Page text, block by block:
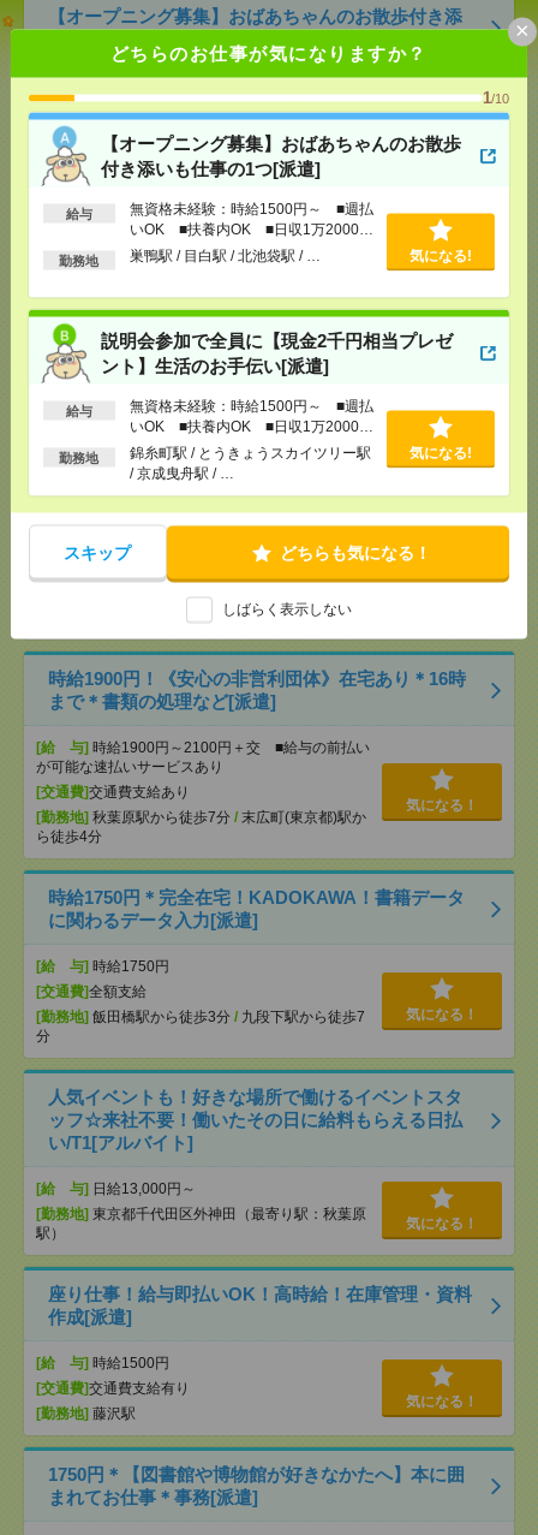
どちらのお仕事が気になりますか？
1/10
【オープニング募集】おばあちゃんのお散歩
付き添いも仕事の1つ[派遣]
給与
無資格未経験：時給1500円～ ■週払
いOK ■扶養内OK ■日収1万2000円
以上
勤務地 巣鴨駅 / 目白駅 / 北池袋駅 / … 気になる!
説明会参加で全員に【現金2千円相当プレゼ
ント】生活のお手伝い[派遣]
給与
無資格未経験：時給1500円～ ■週払
いOK ■扶養内OK ■日収1万2000円
以上
勤務地
錦糸町駅 / とうきょうスカイツリー駅
/ 京成曳舟駅 / …
気になる!
スキップ どちらも気になる！
しばらく表示しない
×
【オープニング募集】おばあちゃんのお散歩付き添
OK ■扶養内OK ■日収1万2000円以上
[交通費]
交通費全額支給
[勤務地]
巣鴨駅 目白駅/ 北池袋駅/…
気になる！
説明会参加で全員に【現金2千円相当プレゼント】生
活のお手伝い[派遣]
[交通費]
交通費全額支給
[勤務地]
錦糸町駅/とうきょうスカイツリー駅 / 京
成曳舟駅
/…
気になる！
2名募集！時給1800円！基本17時15分まで＊12月まで
＊受診状況の集計など[派遣]
～ ■給与の前払いが可能な速払いサービスあり
[交通費]交通費支給あり
25～30万円
御茶ノ水駅から徒歩1分 /
新御茶ノ水駅か
時給1900円！《安心の非営利団体》在宅あり＊16時
まで＊書類の処理など[派遣]
[給 与] 時給1900円～2100円＋交 ■給与の前払い
が可能な速払いサービスあり
[交通費]交通費支給あり
[勤務地] 秋葉原駅から徒歩7分 / 末広町(東京都)駅か
ら徒歩4分
気になる！
時給1750円＊完全在宅！KADOKAWA！書籍データ
に関わるデータ入力[派遣]
[給 与] 時給1750円
[交通費]全額支給
[勤務地] 飯田橋駅から徒歩3分 / 九段下駅から徒歩7
分
気になる！
人気イベントも！好きな場所で働けるイベントスタ
ッフ☆来社不要！働いたその日に給料もらえる日払
い/T1[アルバイト]
[給 与] 日給13,000円～
[勤務地] 東京都千代田区外神田（最寄り駅：秋葉原
駅）
気になる！
座り仕事！給与即払いOK！高時給！在庫管理・資料
作成[派遣]
[給 与] 時給1500円
[交通費]交通費支給有り
[勤務地] 藤沢駅
気になる！
1750円＊【図書館や博物館が好きなかたへ】本に囲
まれてお仕事＊事務[派遣]